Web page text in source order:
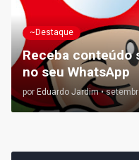
~Destaque
Receba conteúdo
no seu WhatsApp
por Eduardo Jardim •